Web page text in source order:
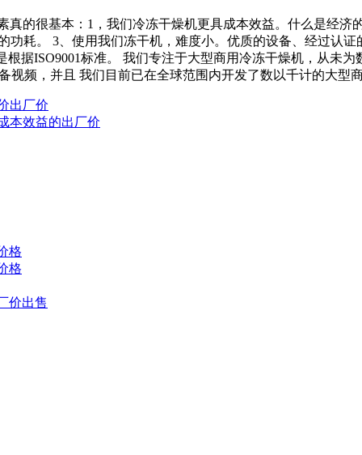
的很基本：1，我们冷冻干燥机更具成本效益。什么是经
功耗。 3、使用我们冻干机，难度小。优质的设备、经过认
据ISO9001标准。 我们专注于大型商用冷冻干燥机，从未
视频，并且 我们目前已在全球范围内开发了数以千计的大型
出厂价
本效益的出厂价
格
格
价出售